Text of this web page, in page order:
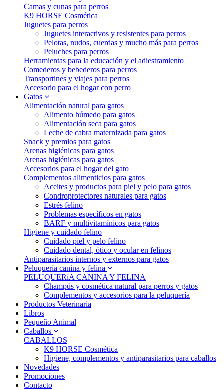
Camas y cunas para perros
K9 HORSE Cosmética
Juguetes para perros
Juguetes interactivos y resistentes para perros
Pelotas, nudos, cuerdas y mucho más para perros
Peluches para perros
Herramientas para la educación y el adiestramiento
Comederos y bebederos para perros
Transportines y viajes para perros
Accesorio para el hogar con perro
Gatos
Alimentación natural para gatos
Alimento húmedo para gatos
Alimentación seca para gatos
Leche de cabra maternizada para gatos
Snack y premios para gatos
Arenas higiénicas para gatos
Arenas higiénicas para gatos
Accesorios para el hogar del gato
Complementos alimenticios para gatos
Aceites y productos para piel y pelo para gatos
Condroprotectores naturales para gatos
Estrés felino
Problemas específicos en gatos
BARF y multivitamínicos para gatos
Higiene y cuidado felino
Cuidado piel y pelo felino
Cuidado dental, ótico y ocular en felinos
Antiparasitarios internos y externos para gatos
Peluquería canina y felina
PELUQUERíA CANINA Y FELINA
Champús y cosmética natural para perros y gatos
Complementos y accesorios para la peluquería
Productos Veterinaria
Libros
Pequeño Animal
Caballos
CABALLOS
K9 HORSE Cosmética
Higiene, complementos y antiparasitarios para caballos
Novedades
Promociones
Contacto